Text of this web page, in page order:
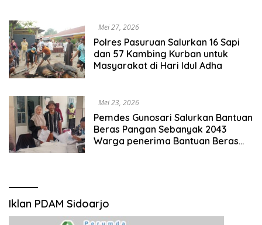
Mei 27, 2026
Polres Pasuruan Salurkan 16 Sapi
dan 57 Kambing Kurban untuk
Masyarakat di Hari Idul Adha
Mei 23, 2026
Pemdes Gunosari Salurkan Bantuan
Beras Pangan Sebanyak 2043
Warga penerima Bantuan Beras
Iklan PDAM Sidoarjo